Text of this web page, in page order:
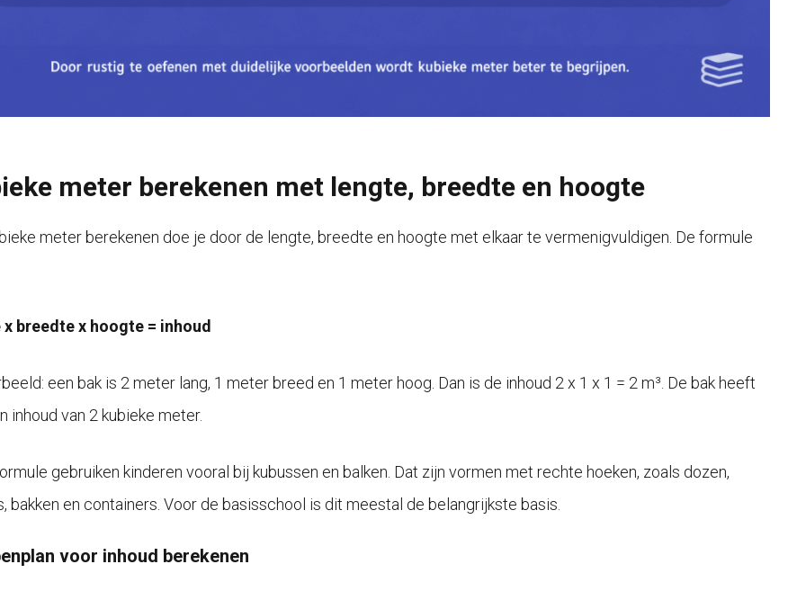
meter berekenen met lengte, breedte en hoogte
meter berekenen doe je door de lengte, breedte en hoogte met elkaar te vermenigvuldigen. De formule
breedte x hoogte = inhoud
een bak is 2 meter lang, 1 meter breed en 1 meter hoog. Dan is de inhoud 2 x 1 x 1 = 2 m³. De bak heeft
inhoud van 2 kubieke meter.
gebruiken kinderen vooral bij kubussen en balken. Dat zijn vormen met rechte hoeken, zoals dozen,
bakken en containers. Voor de basisschool is dit meestal de belangrijkste basis.
voor inhoud berekenen